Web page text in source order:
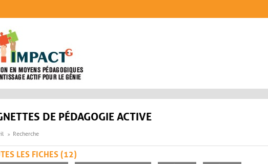
DE PÉDAGOGIE ACTIVE
Recherche
LES FICHES (12)